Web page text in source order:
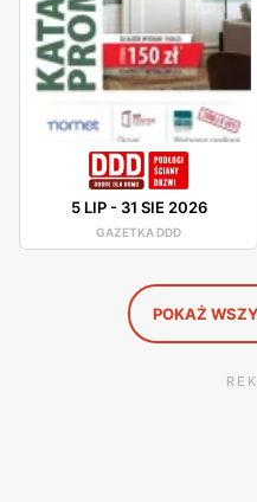
kolekcje, które są
wyposażenia domu.
sprawdzić na stronie
organizuje wyprzedaże
5 LIP- 31 SIE 2026
GAZETKA DDD
POKAŻ